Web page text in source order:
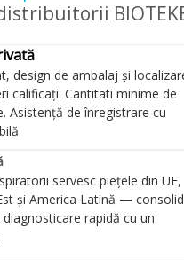
design de ambalaj și
calificați. Cantitati minime de
Asistență de înregistrare cu
servesc piețele din UE,
și America Latină —
rapidă cu un